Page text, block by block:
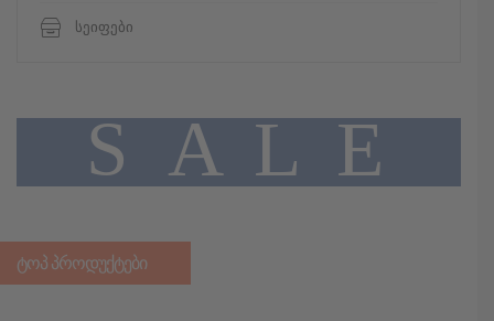
სეიფები
S A L E
ᲢᲝᲞ ᲞᲠᲝᲓᲣᲥᲢᲔᲑᲘ